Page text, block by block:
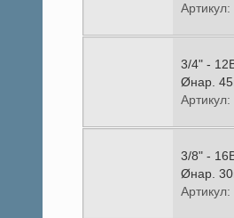
3/4" -
Øнар.
3/8" -
Øнар.